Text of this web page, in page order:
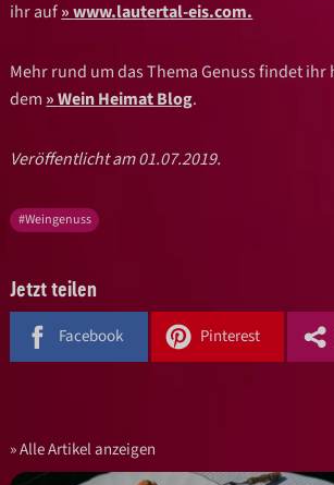
ihr auf www.lautertal-eis.com.
Mehr rund um das Thema Genuss findet ihr
dem Wein Heimat Blog.
Veröffentlicht am 01.07.2019.
#Weingenuss
Jetzt teilen
Facebook Pinterest
Alle Artikel anzeigen